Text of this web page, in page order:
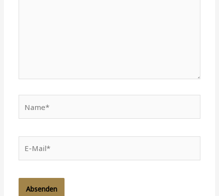
Mail*